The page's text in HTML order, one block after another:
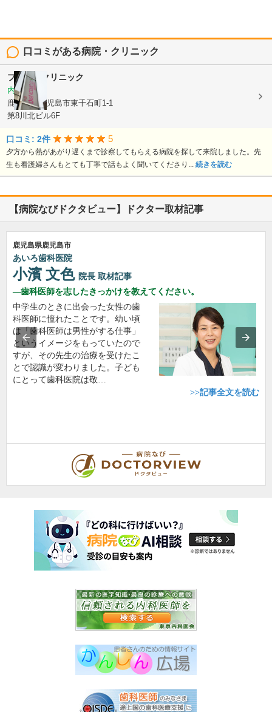
口コミがある病院・クリニック
プリムラクリニック
内科
鹿児島県鹿児島市東千石町1-1
第8川北ビル6F
口コミ: 2件 5
夕方から熱があがり遅くまで診察してもらえる病院を探して来院しました。先
生も看護婦さんもとても丁寧で話もよく聞いてくださり... 続きを読む
【病院なびドクタビュー】ドクター取材記事
鹿児島県鹿児島市
あいろ歯科医院
小濱 文色 院長 取材記事
歯科医師を志したきっかけを教えてください。
中学生のときに出会った女性の歯
科医師に憧れたことです。幼い頃
は「歯科医師は男性がする仕事」
というイメージをもっていたので
すが、その先生の治療を受けたこ
とで認識が変わりました。子ども
にとって歯科医院は敬…
>>記事全文を読む